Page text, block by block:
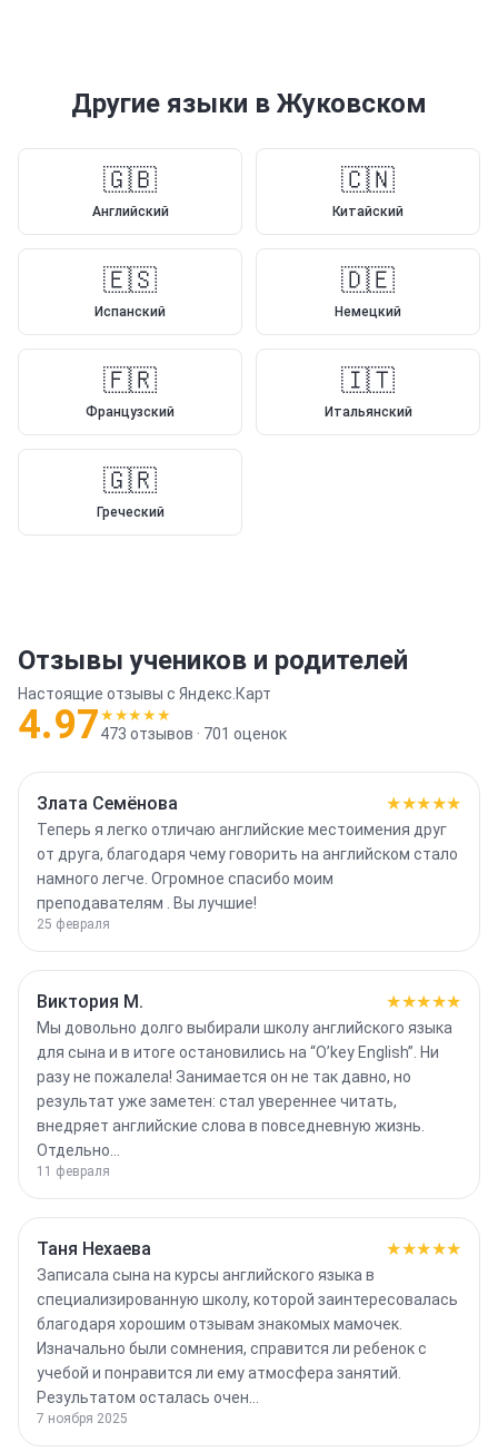
Другие языки в Жуковском
🇬🇧
Английский
🇨🇳
Китайский
🇪🇸
Испанский
🇩🇪
Немецкий
🇫🇷
Французский
🇮🇹
Итальянский
🇬🇷
Греческий
Отзывы учеников и родителей
Настоящие отзывы с Яндекс.Карт
4.97★★★★★
473 отзывов · 701 оценок
Злата Семëнова ★★★★★
Теперь я легко отличаю английские местоимения друг
от друга, благодаря чему говорить на английском стало
намного легче. Огромное спасибо моим
преподавателям . Вы лучшие!
25 февраля
Виктория М. ★★★★★
Мы довольно долго выбирали школу английского языка
для сына и в итоге остановились на “O’key English”. Ни
разу не пожалела! Занимается он не так давно, но
результат уже заметен: стал увереннее читать,
внедряет английские слова в повседневную жизнь.
Отдельно…
11 февраля
Таня Нехаева ★★★★★
Записала сына на курсы английского языка в
специализированную школу, которой заинтересовалась
благодаря хорошим отзывам знакомых мамочек.
Изначально были сомнения, справится ли ребенок с
учебой и понравится ли ему атмосфера занятий.
Результатом осталась очен…
7 ноября 2025